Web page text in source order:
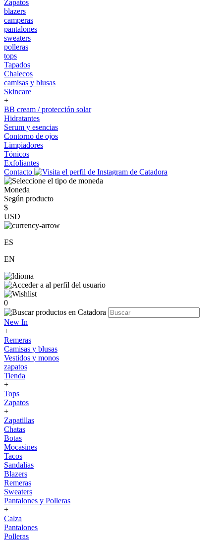
Zapatos
blazers
camperas
pantalones
sweaters
polleras
tops
Tapados
Chalecos
camisas y blusas
Skincare
+
BB cream / protección solar
Hidratantes
Serum y esencias
Contorno de ojos
Limpiadores
Tónicos
Exfoliantes
Contacto
Moneda
Según producto
$
USD
ES
EN
0
New In
+
Remeras
Camisas y blusas
Vestidos y monos
zapatos
Tienda
+
Tops
Zapatos
+
Zapatillas
Chatas
Botas
Mocasines
Tacos
Sandalias
Blazers
Remeras
Sweaters
Pantalones y Polleras
+
Calza
Pantalones
Polleras